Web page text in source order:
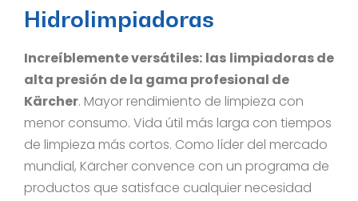
Hidrolimpiadoras
Increíblemente versátiles: las limpiadoras de
alta presión de la gama profesional de
Kärcher. Mayor rendimiento de limpieza con
menor consumo. Vida útil más larga con tiempos
de limpieza más cortos. Como líder del mercado
mundial, Kärcher convence con un programa de
productos que satisface cualquier necesidad